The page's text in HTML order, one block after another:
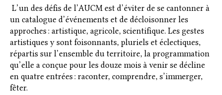
L’un des défis de l’AUCM est d’éviter de se cantonner à
un catalogue d’événements et de décloisonner les
approches : artistique, agricole, scientifique. Les gestes
artistiques y sont foisonnants, pluriels et éclectiques,
répartis sur l’ensemble du territoire, la programmation
qu’elle a conçue pour les douze mois à venir se décline
en quatre entrées : raconter, comprendre, s’immerger,
fêter.